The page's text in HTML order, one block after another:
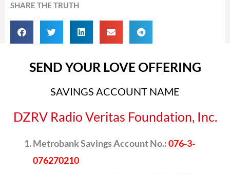
SHARE THE TRUTH
SEND YOUR LOVE OFFERING
SAVINGS ACCOUNT NAME
DZRV Radio Veritas Foundation, Inc.
Metrobank Savings Account No.:076-3-
076270210